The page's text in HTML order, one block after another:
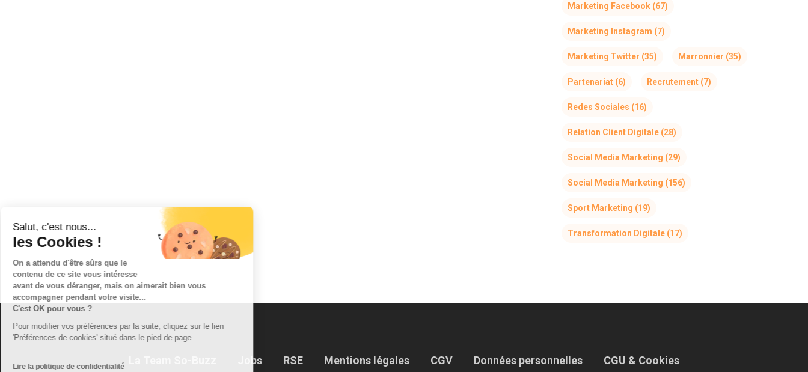
Salut, c'est nous...
les Cookies !
On a attendu d'être sûrs que le
contenu de ce site vous intéresse
avant de vous déranger, mais on aimerait bien vous
accompagner pendant votre visite...
C'est OK pour vous ?
Pour modifier vos préférences par la suite, cliquez sur le lien
'Préférences de cookies' situé dans le pied de page.
Lire la politique de confidentialité
Marketing Facebook(67)
Marketing Instagram (7)
Marketing Twitter (35) Marronnier (35)
Partenariat(6) Recrutement(7)
Redes Sociales (16)
Relation Client Digitale(28)
Social Media Marketing (29)
Social Media Marketing (156)
Sport Marketing (19)
Transformation Digitale(17)
Jobs RSE Mentions légales CGV Données personnelles CGU & Cookies